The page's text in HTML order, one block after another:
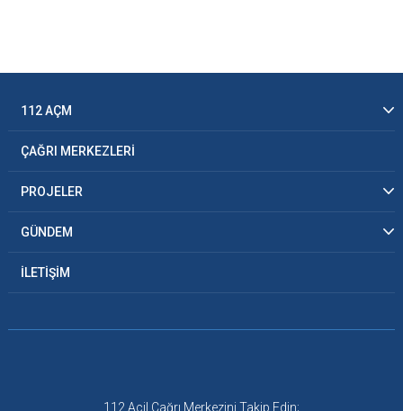
112 AÇM
ÇAĞRI MERKEZLERİ
PROJELER
GÜNDEM
İLETİŞİM
112 Acil Çağrı Merkezini Takip Edin;